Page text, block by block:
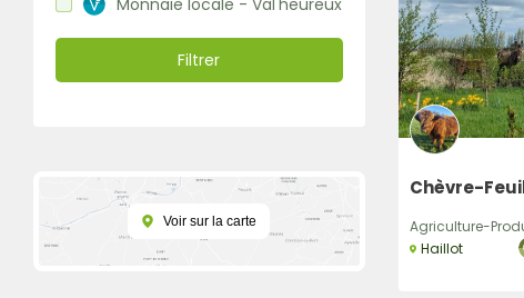
Filtrer
Voir sur la carte
Chèvre-
Agriculture-
Haillot